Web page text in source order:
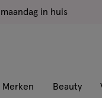
in huis
Merken Beauty